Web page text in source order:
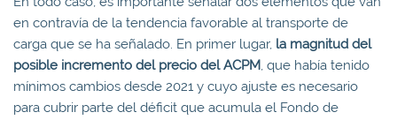
en contravía de la tendencia favorable al transporte de
carga que se ha señalado. En primer lugar, la magnitud del
posible incremento del precio del ACPM, que había tenido
mínimos cambios desde 2021 y cuyo ajuste es necesario
para cubrir parte del déficit que acumula el Fondo de